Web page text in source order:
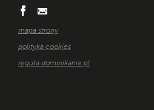
mapa strony
polityka cookies
reguła dominikanie.pl